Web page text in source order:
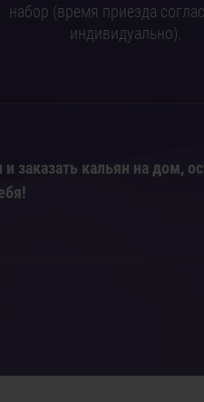
набор (время приезда
индивидуально).
заказать кальян на дом,